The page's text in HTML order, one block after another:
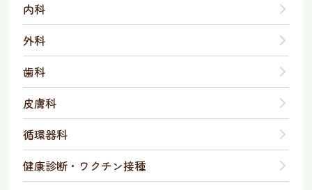
内科
外科
歯科
皮膚科
循環器科
健康診断・ワクチン接種